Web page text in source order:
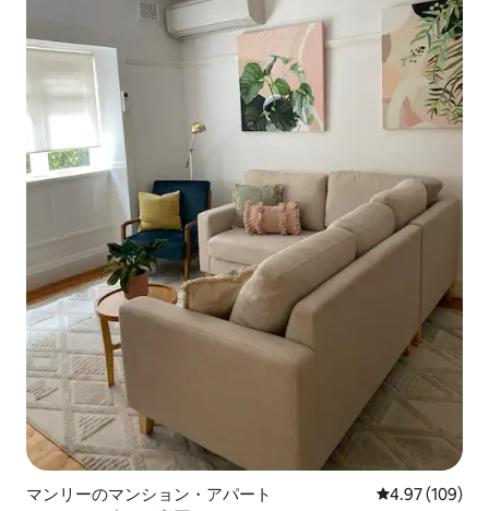
マンリーのマンション・アパート レビュー109
4.97 (109)